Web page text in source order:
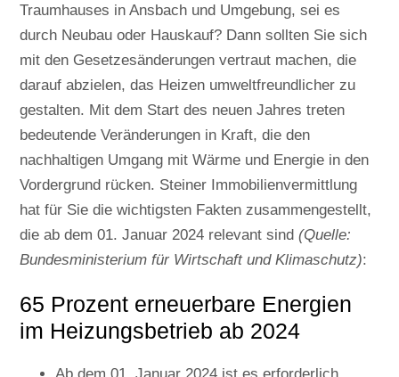
Traumhauses in Ansbach und Umgebung, sei es
durch Neubau oder Hauskauf? Dann sollten Sie sich
mit den Gesetzesänderungen vertraut machen, die
darauf abzielen, das Heizen umweltfreundlicher zu
gestalten. Mit dem Start des neuen Jahres treten
bedeutende Veränderungen in Kraft, die den
nachhaltigen Umgang mit Wärme und Energie in den
Vordergrund rücken. Steiner Immobilienvermittlung
hat für Sie die wichtigsten Fakten zusammengestellt,
die ab dem 01. Januar 2024 relevant sind(Quelle:
Bundesministerium für Wirtschaft und Klimaschutz):
65 Prozent erneuerbare Energien
im Heizungsbetrieb ab 2024
Ab dem 01. Januar 2024 ist es erforderlich,